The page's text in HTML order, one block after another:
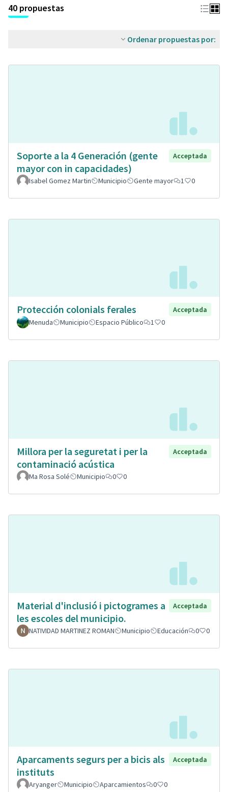
40 propuestas
Ordenar propuestas por:
Soporte a la 4 Generación (gente
mayor con in capacidades)
Acceptada
Isabel Gomez Martin Municipio Gente mayor 1 0
Protección colonials ferales
Acceptada
Menuda
Municipio Espacio Público 1 0
Millora per la seguretat i per la
contaminació acústica
Acceptada
Ma Rosa Solé Municipio 0 0
Material d'inclusió i pictogrames a
les escoles del municipio.
Acceptada
NATIVIDAD MARTINEZ ROMAN Municipio Educación 0 0
Aparcaments segurs per a bicis als
instituts
Acceptada
Aryanger Municipio Aparcamientos 0 0